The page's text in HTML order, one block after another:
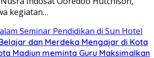
kegiatan…
dan Merdeka Mengajar di Kota
Madiun meminta Guru Maksimalkan